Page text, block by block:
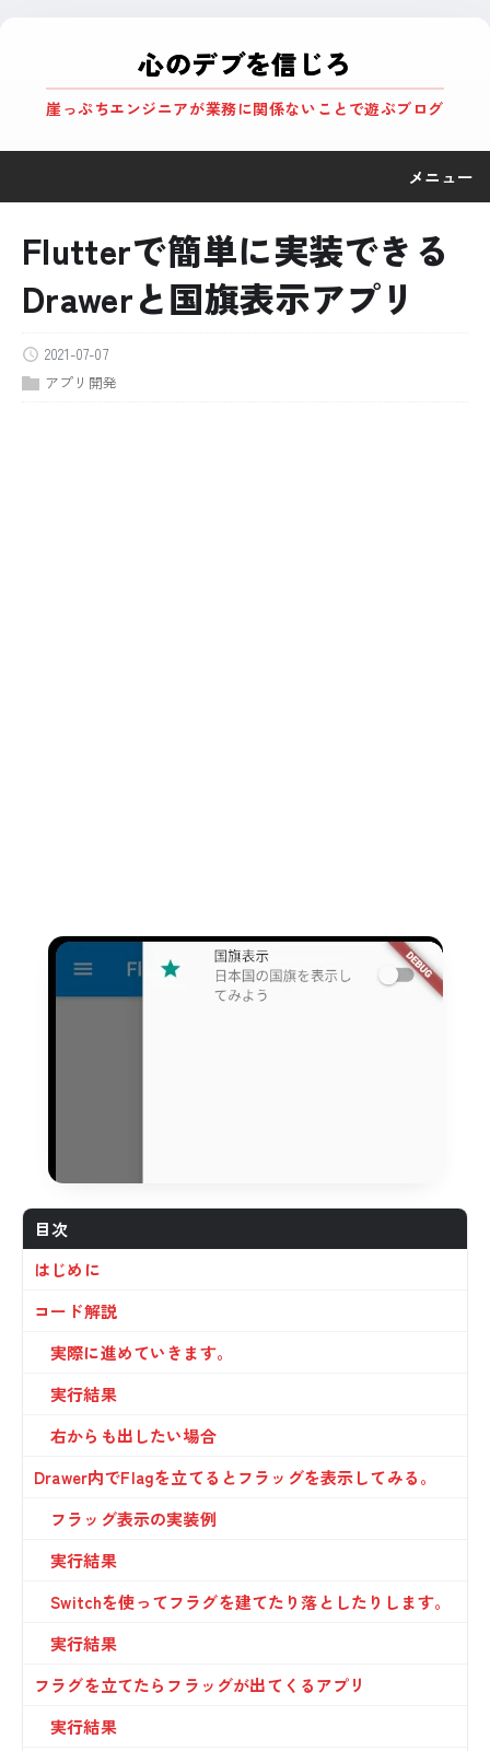
心のデブを信じろ
崖っぷちエンジニアが業務に関係ないことで遊ぶブログ
メニュー
Flutterで簡単に実装できる
Drawerと国旗表示アプリ
2021-07-07
アプリ開発
目次
はじめに
コード解説
実際に進めていきます。
実行結果
右からも出したい場合
Drawer内でFlagを立てるとフラッグを表示してみる。
フラッグ表示の実装例
実行結果
Switchを使ってフラグを建てたり落としたりします。
実行結果
フラグを立てたらフラッグが出てくるアプリ
実行結果